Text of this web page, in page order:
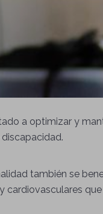
a optimizar y
también se
cardiovasculares que